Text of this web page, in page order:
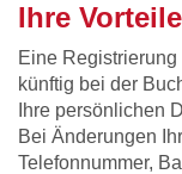
Ihre Vorteile
Eine
künftig bei der
Ihre persönlichen
Bei Änderungen
Telefonnummer,